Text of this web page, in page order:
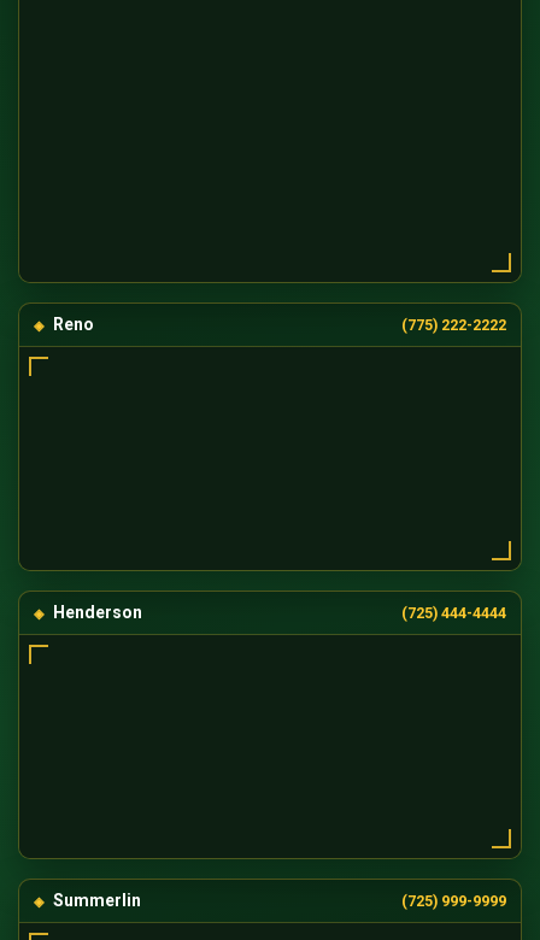
Reno (775) 222-2222
Henderson (725) 444-4444
Summerlin (725) 999-9999